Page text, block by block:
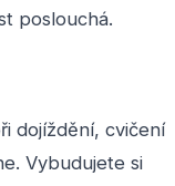
poslouchá.
dojíždění, cvičení
Vybudujete si